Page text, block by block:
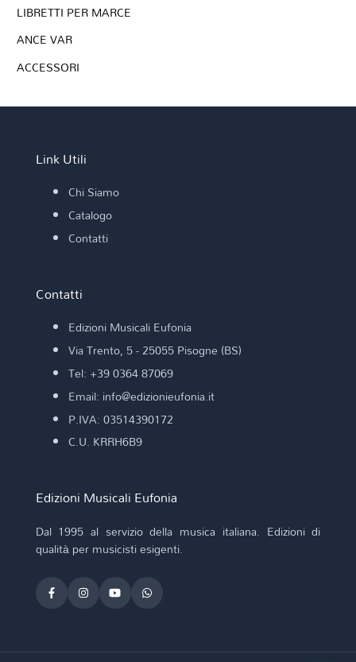
LIBRETTI PER MARCE
ANCE VAR
ACCESSORI
Link Utili
Chi Siamo
Catalogo
Contatti
Contatti
Edizioni Musicali Eufonia
Via Trento, 5 - 25055 Pisogne (BS)
Tel: +39 0364 87069
Email: info@edizionieufonia.it
P.IVA: 03514390172
C.U. KRRH6B9
Edizioni Musicali Eufonia
Dal 1995 al servizio della musica italiana. Edizioni di
qualità per musicisti esigenti.